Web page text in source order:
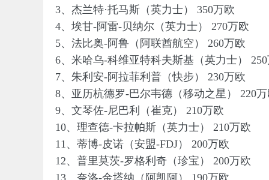
3、杰兰特·托马斯（英力士） 350万欧
4、埃甘-阿雷-贝纳尔（英力士） 270万欧
5、法比奥-阿鲁（阿联酋航空） 260万欧
6、米哈乌-科维亚特科夫斯基（英力士）
7、朱利安-阿拉菲利普（快步） 230万欧
8、亚历杭德罗-巴尔韦德（移动之星） 220万
9、文琴佐-尼巴利（崔克） 210万欧
10、理查德-卡拉帕斯（英力士） 210万欧
11、蒂博-皮诺（安盟-FDJ） 200万欧
12、普里莫茨-罗格利奇（珍宝） 200万欧